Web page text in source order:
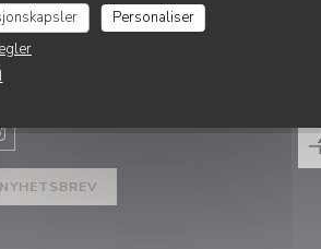
Personaliser
OSS
((åpner i et nytt vindu))
NYHETSBREV